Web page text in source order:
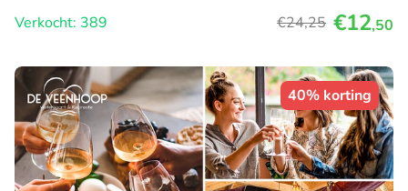
Verkocht: 389
€24,25 €12,50
40% korting